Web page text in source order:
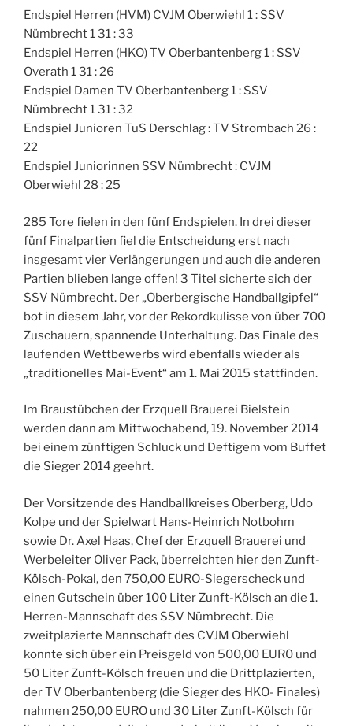
Endspiel Herren (HVM) CVJM Oberwiehl 1 : SSV
Nümbrecht 1 31 : 33
Endspiel Herren (HKO) TV Oberbantenberg 1 : SSV
Overath 1 31 : 26
Endspiel Damen TV Oberbantenberg 1 : SSV
Nümbrecht 1 31 : 32
Endspiel Junioren TuS Derschlag : TV Strombach 26 :
22
Endspiel Juniorinnen SSV Nümbrecht : CVJM
Oberwiehl 28 : 25
285 Tore fielen in den fünf Endspielen. In drei dieser
fünf Finalpartien fiel die Entscheidung erst nach
insgesamt vier Verlängerungen und auch die anderen
Partien blieben lange offen! 3 Titel sicherte sich der
SSV Nümbrecht. Der „Oberbergische Handballgipfel“
bot in diesem Jahr, vor der Rekordkulisse von über 700
Zuschauern, spannende Unterhaltung. Das Finale des
laufenden Wettbewerbs wird ebenfalls wieder als
„traditionelles Mai-Event“ am 1. Mai 2015 stattfinden.
Im Braustübchen der Erzquell Brauerei Bielstein
werden dann am Mittwochabend, 19. November 2014
bei einem zünftigen Schluck und Deftigem vom Buffet
die Sieger 2014 geehrt.
Der Vorsitzende des Handballkreises Oberberg, Udo
Kolpe und der Spielwart Hans-Heinrich Notbohm
sowie Dr. Axel Haas, Chef der Erzquell Brauerei und
Werbeleiter Oliver Pack, überreichten hier den Zunft-
Kölsch-Pokal, den 750,00 EURO-Siegerscheck und
einen Gutschein über 100 Liter Zunft-Kölsch an die 1.
Herren-Mannschaft des SSV Nümbrecht. Die
zweitplazierte Mannschaft des CVJM Oberwiehl
konnte sich über ein Preisgeld von 500,00 EUR0 und
50 Liter Zunft-Kölsch freuen und die Drittplazierten,
der TV Oberbantenberg (die Sieger des HKO- Finales)
nahmen 250,00 EURO und 30 Liter Zunft-Kölsch für